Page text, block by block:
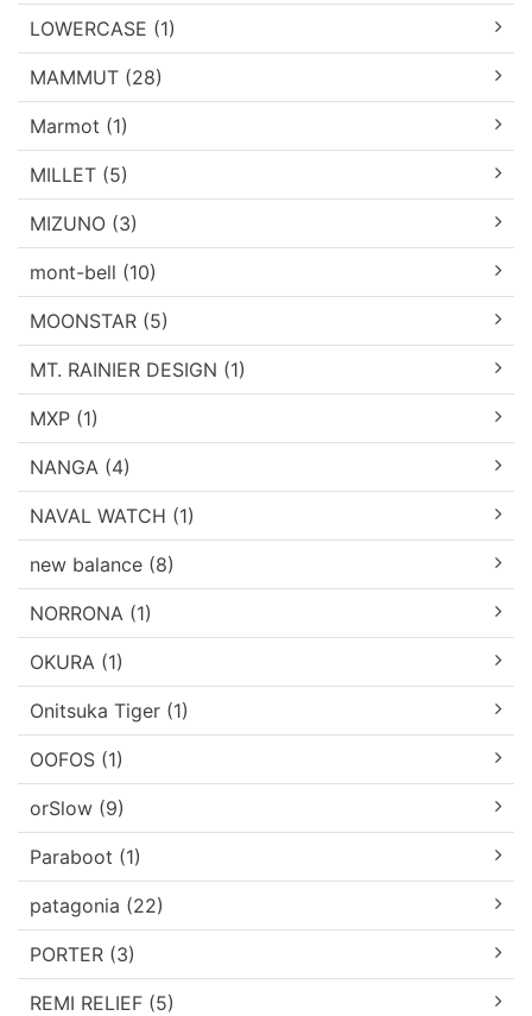
LOWERCASE (1)
MAMMUT (28)
Marmot (1)
MILLET (5)
MIZUNO (3)
mont-bell (10)
MOONSTAR (5)
MT. RAINIER DESIGN (1)
MXP (1)
NANGA (4)
NAVAL WATCH (1)
new balance (8)
NORRONA (1)
OKURA (1)
Onitsuka Tiger (1)
OOFOS (1)
orSlow (9)
Paraboot (1)
patagonia (22)
PORTER (3)
REMI RELIEF (5)